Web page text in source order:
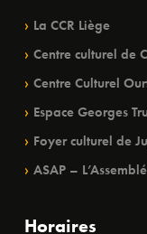
La CCR Liège
Centre culturel de
Centre Culturel
Espace Georges
Foyer culturel de
ASAP –
Horaires